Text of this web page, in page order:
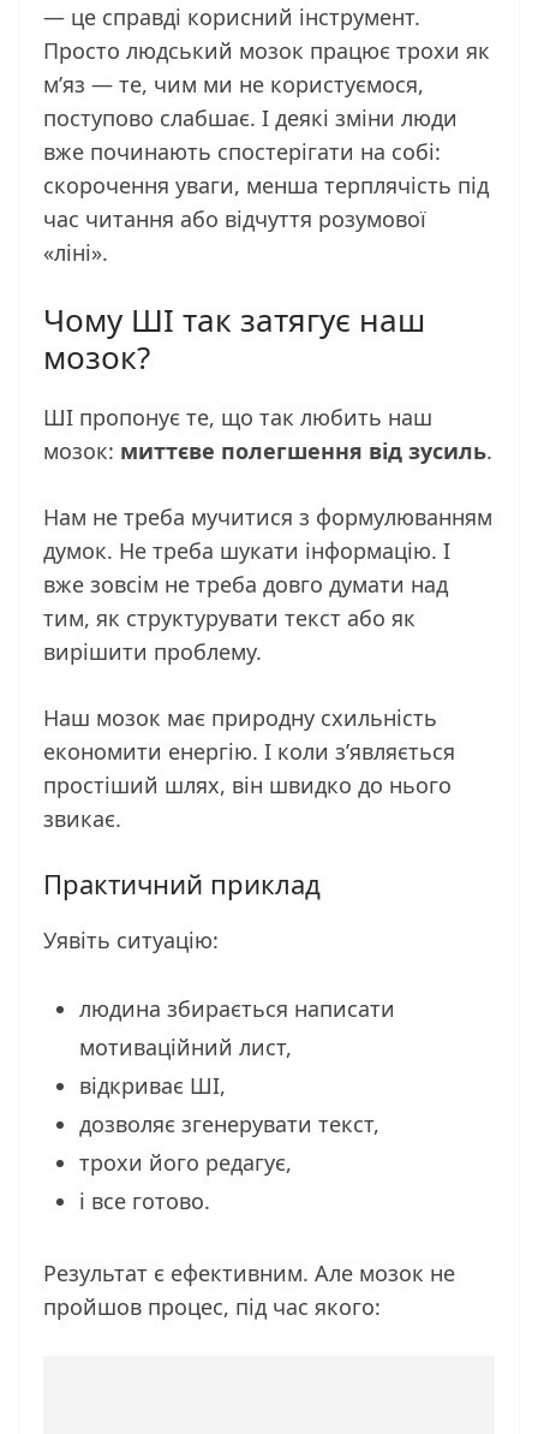
— це справді корисний інструмент.
Просто людський мозок працює трохи як
м’яз — те, чим ми не користуємося,
поступово слабшає. І деякі зміни люди
вже починають спостерігати на собі:
скорочення уваги, менша терплячість під
час читання або відчуття розумової
«ліні».
Чому ШІ так затягує наш
мозок?
ШІ пропонує те, що так любить наш
мозок: миттєве полегшення від зусиль.
Нам не треба мучитися з формулюванням
думок. Не треба шукати інформацію. І
вже зовсім не треба довго думати над
тим, як структурувати текст або як
вирішити проблему.
Наш мозок має природну схильність
економити енергію. І коли з’являється
простіший шлях, він швидко до нього
звикає.
Практичний приклад
Уявіть ситуацію:
людина збирається написати
мотиваційний лист,
відкриває ШІ,
дозволяє згенерувати текст,
трохи його редагує,
і все готово.
Результат є ефективним. Але мозок не
пройшов процес, під час якого: